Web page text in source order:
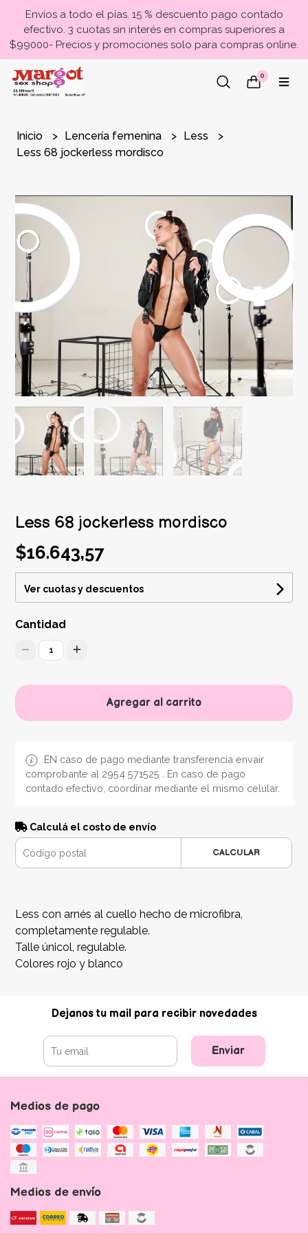
Envíos a todo el pías. 15 % descuento pago contado
efectivo. 3 cuotas sin interés en compras superiores a
$99000- Precios y promociones solo para compras online.
0
Inicio Lencería femenina
Less
Less 68 jockerless mordisco
Less 68 jockerless mordisco
$16.643,57
Ver cuotas y descuentos
Cantidad
1
Agregar al carrito
EN caso de pago mediante transferencia envair
comprobante al 2954 571525 . En caso de pago
contado efectivo, coordinar mediante el mismo celular.
Calculá el costo de envío
CALCULAR
Less con arnés al cuello hecho de microfibra,
completamente regulable.
Talle únicol, regulable.
Colores rojo y blanco
Dejanos tu mail para recibir novedades
Enviar
Medios de pago
Medios de envío